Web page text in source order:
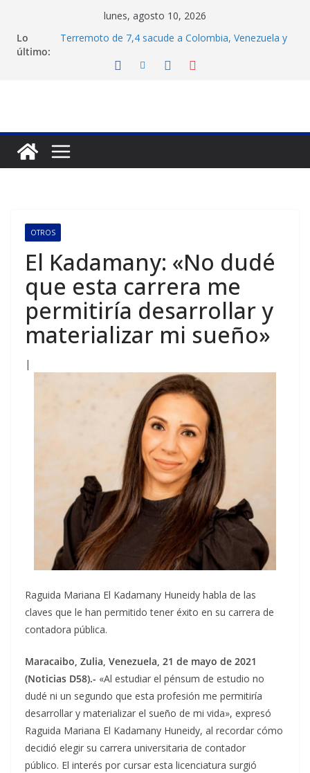
contenido
lunes, agosto 10, 2026
Lo
último:
Terremoto de 7,4 sacude a Colombia, Venezuela y
Guanipa afianza lazos con venezolanos en Uruguay
de 12 edificios destruidos tras terremoto en
Colombia
Sismo de 7.6 en Colombia: recuento de daños
OTROS
El Kadamany: «No dudé
que esta carrera me
permitiría desarrollar y
materializar mi sueño»
|
Raguida Mariana El Kadamany Huneidy habla de las
claves que le han permitido tener éxito en su carrera de
contadora pública.
Maracaibo, Zulia, Venezuela, 21 de mayo de 2021
(Noticias D58).- «Al estudiar el pénsum de estudio no
dudé ni un segundo que esta profesión me permitiría
desarrollar y materializar el sueño de mi vida», expresó
Raguida Mariana El Kadamany Huneidy, al recordar cómo
decidió elegir su carrera universitaria de contador
público. El interés por cursar esta licenciatura surgió